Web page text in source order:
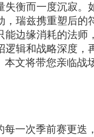
失衡而一度沉寂。
，瑞兹携重塑后的
能边缘消耗的法师
逻辑和战略深度，
本文将带您亲临战
每一次季前赛更迭